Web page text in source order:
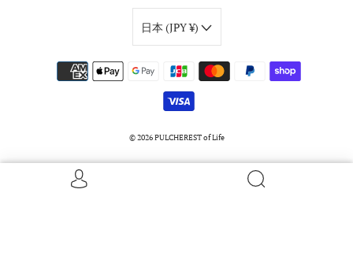
© 2026PULCHEREST of Life
日本 (JPY ¥)